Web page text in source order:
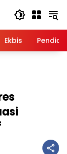
Ekbis